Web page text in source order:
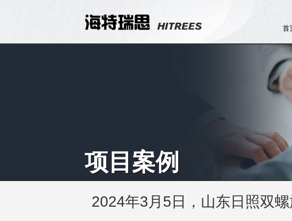
首
项目案例
2024年3月5日，山东日照双